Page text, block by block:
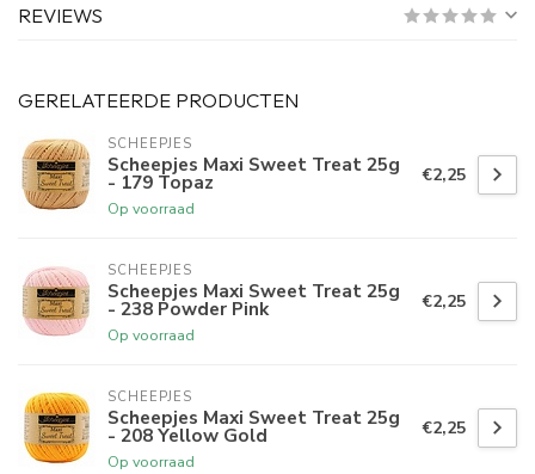
REVIEWS
GERELATEERDE PRODUCTEN
SCHEEPJES
Scheepjes Maxi Sweet Treat 25g
- 179 Topaz
Op voorraad
€2,25
SCHEEPJES
Scheepjes Maxi Sweet Treat 25g
- 238 Powder Pink
Op voorraad
€2,25
SCHEEPJES
Scheepjes Maxi Sweet Treat 25g
- 208 Yellow Gold
Op voorraad
€2,25